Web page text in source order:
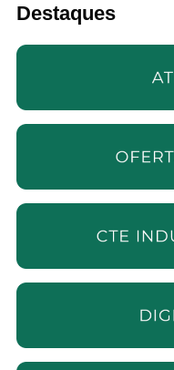
Destaques